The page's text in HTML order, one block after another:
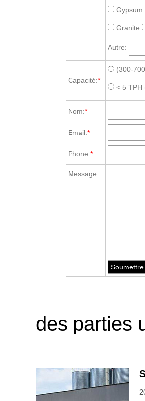
Gypsum
Granite
Autre:
Capacité:*
(300-
< 5 TPH
Nom:*
Email:*
Phone:*
Message:
des parties